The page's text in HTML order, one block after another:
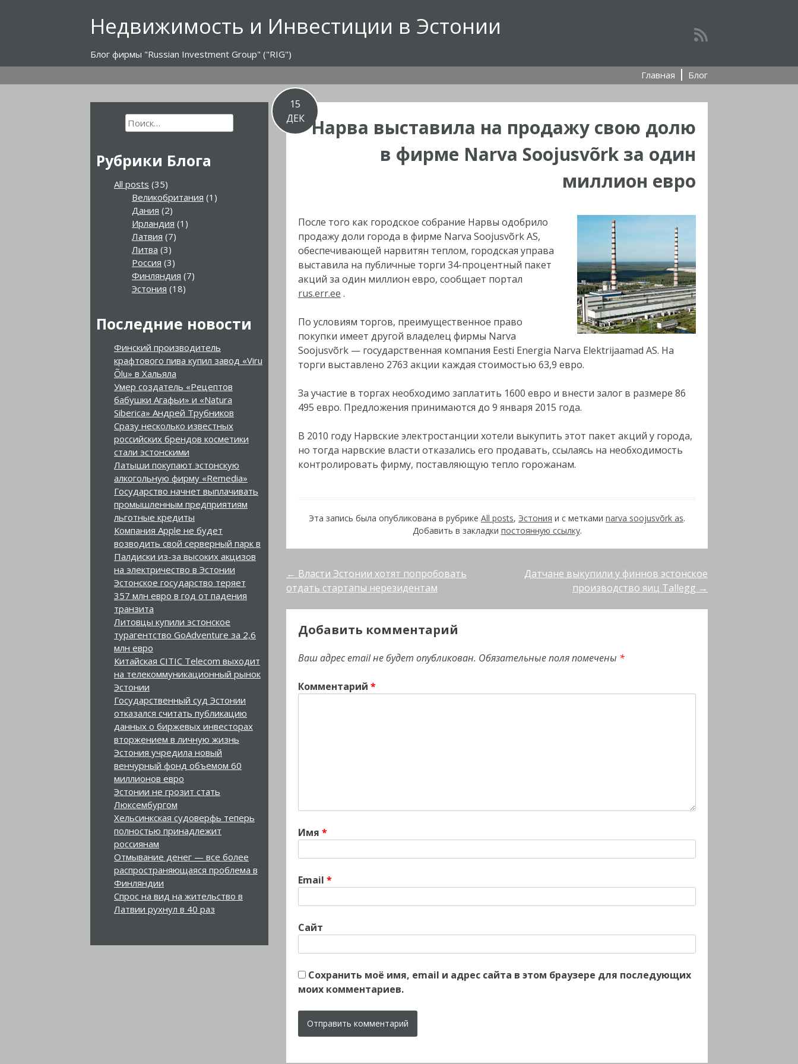
Недвижимость и Инвестиции в Эстонии
Блог фирмы "Russian Investment Group" ("RIG")
Главная
Блог
15
ДЕК Нарва выставила на продажу свою долю
в фирме Narva Soojusvõrk за один
миллион евро
После того как городское собрание Нарвы одобрило
продажу доли города в фирме Narva Soojusvõrk AS,
обеспечивающей нарвитян теплом, городская управа
выставила на публичные торги 34-процентный пакет
акций за один миллион евро, сообщает портал
rus.err.ee .
По условиям торгов, преимущественное право
покупки имеет другой владелец фирмы Narva
Soojusvõrk — государственная компания Eesti Energia Narva Elektrijaamad AS. На
торги выставлено 2763 акции каждая стоимостью 63,9 евро.
За участие в торгах необходимо заплатить 1600 евро и внести залог в размере 86
495 евро. Предложения принимаются до 9 января 2015 года.
В 2010 году Нарвские электростанции хотели выкупить этот пакет акций у города,
но тогда нарвские власти отказались его продавать, ссылаясь на необходимость
контролировать фирму, поставляющую тепло горожанам.
Эта запись была опубликована в рубрике All posts, Эстония и с метками narva soojusvõrk as.
Добавить в закладки постоянную ссылку.
Post
navigation
← Власти Эстонии хотят попробовать
отдать стартапы нерезидентам
Датчане выкупили у финнов эстонское
производство яиц Tallegg →
Добавить комментарий
Ваш адрес email не будет опубликован. Обязательные поля помечены *
Комментарий *
Имя *
Email *
Сайт
Сохранить моё имя, email и адрес сайта в этом браузере для последующих
моих комментариев.
Найти:
Рубрики Блога
All posts (35)
Великобритания (1)
Дания (2)
Ирландия (1)
Латвия (7)
Литва (3)
Россия (3)
Финляндия (7)
Эстония (18)
Последние новости
Финский производитель
крафтового пива купил завод «Viru
Õlu» в Хальяла
Умер создатель «Рецептов
бабушки Агафьи» и «Natura
Siberica» Андрей Трубников
Сразу несколько известных
российских брендов косметики
стали эстонскими
Латыши покупают эстонскую
алкогольную фирму «Remedia»
Государство начнет выплачивать
промышленным предприятиям
льготные кредиты
Компания Apple не будет
возводить свой серверный парк в
Палдиски из-за высоких акцизов
на электричество в Эстонии
Эстонское государство теряет
357 млн евро в год от падения
транзита
Литовцы купили эстонское
турагентство GoAdventure за 2,6
млн евро
Китайская CITIC Telecom выходит
на телекоммуникационный рынок
Эстонии
Государственный суд Эстонии
отказался считать публикацию
данных о биржевых инвесторах
вторжением в личную жизнь
Эстония учредила новый
венчурный фонд объемом 60
миллионов евро
Эстонии не грозит стать
Люксембургом
Хельсинкская судоверфь теперь
полностью принадлежит
россиянам
Отмывание денег — все более
распространяющаяся проблема в
Финляндии
Спрос на вид на жительство в
Латвии рухнул в 40 раз